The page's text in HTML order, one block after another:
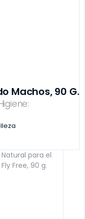
Machos, 90 G.